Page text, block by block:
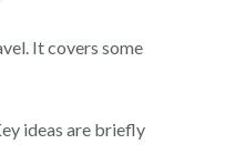
It covers some
ideas are briefly